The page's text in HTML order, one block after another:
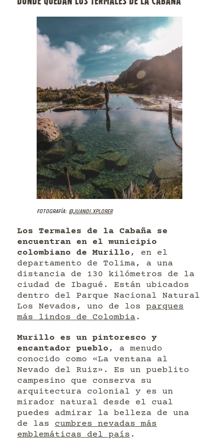
Fotografía: @juandi.xplorer
Los Termales de la Cabaña se
encuentran en el municipio
colombiano de Murillo , en el
departamento de Tolima, a una
distancia de 130 kilómetros de la
ciudad de Ibagué. Están ubicados
dentro del Parque Nacional Natural
Los Nevados, uno de los parques
más lindos de Colombia .
Murillo es un pintoresco y
encantador pueblo , a menudo
conocido como «La ventana al
Nevado del Ruiz». Es un pueblito
campesino que conserva su
arquitectura colonial y es un
mirador natural desde el cual
puedes admirar la belleza de una
de las cumbres nevadas más
emblemáticas del país .